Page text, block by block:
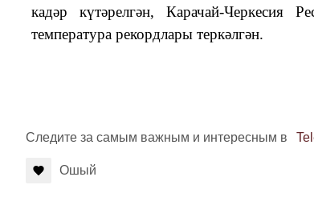
кадәр күтәрелгән, Карачай-Черкесия
температура рекордлары теркәлгән.
Следите за самым важным и интересным в
Ошый